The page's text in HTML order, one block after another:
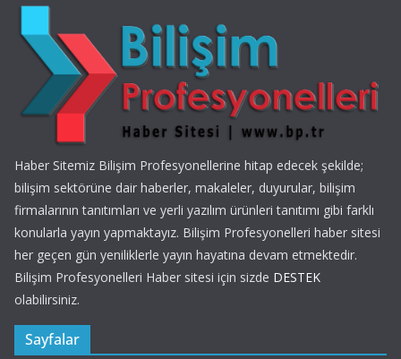
Haber Sitemiz Bilişim Profesyonellerine hitap edecek şekilde;
bilişim sektörüne dair haberler, makaleler, duyurular, bilişim
firmalarının tanıtımları ve yerli yazılım ürünleri tanıtımı gibi farklı
konularla yayın yapmaktayız. Bilişim Profesyonelleri haber sitesi
her geçen gün yeniliklerle yayın hayatına devam etmektedir.
Bilişim Profesyonelleri Haber sitesi için sizde DESTEK
olabilirsiniz.
Sayfalar